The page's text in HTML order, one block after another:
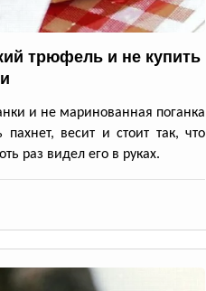
трюфель и не купить
и не маринованная поганка
весит и стоит так, что
раз видел его в руках.